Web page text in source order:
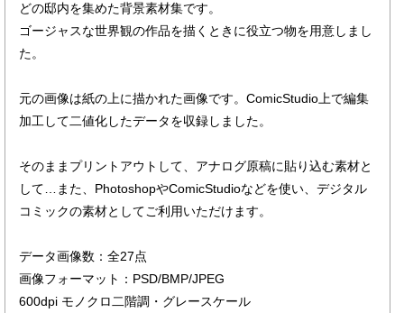
どの邸内を集めた背景素材集です。
ゴージャスな世界観の作品を描くときに役立つ物を用意しまし
た。
元の画像は紙の上に描かれた画像です。ComicStudio上で編集
加工して二値化したデータを収録しました。
そのままプリントアウトして、アナログ原稿に貼り込む素材と
して…また、PhotoshopやComicStudioなどを使い、デジタル
コミックの素材としてご利用いただけます。
データ画像数：全27点
画像フォーマット：PSD/BMP/JPEG
600dpi モノクロ二階調・グレースケール